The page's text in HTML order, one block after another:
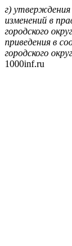
г) утверждения
изменений в
городского
приведения в
городского
1000inf.ru